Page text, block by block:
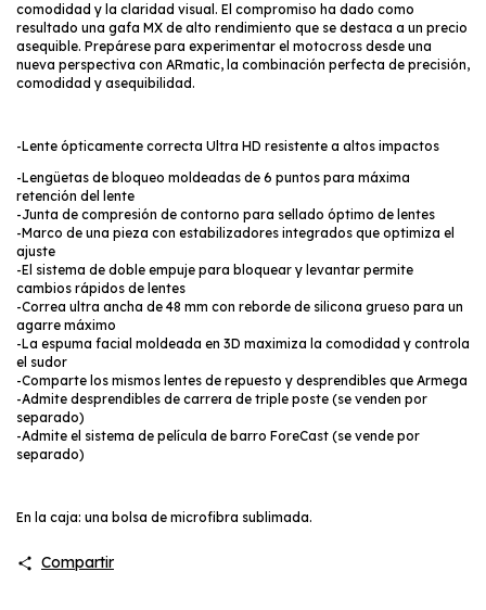
comodidad y la claridad visual. El compromiso ha dado como
resultado una gafa MX de alto rendimiento que se destaca a un precio
asequible. Prepárese para experimentar el motocross desde una
nueva perspectiva con ARmatic, la combinación perfecta de precisión,
comodidad y asequibilidad.
-Lente ópticamente correcta Ultra HD resistente a altos impactos
-Lengüetas de bloqueo moldeadas de 6 puntos para máxima
retención del lente
-Junta de compresión de contorno para sellado óptimo de lentes
-Marco de una pieza con estabilizadores integrados que optimiza el
ajuste
-El sistema de doble empuje para bloquear y levantar permite
cambios rápidos de lentes
-Correa ultra ancha de 48 mm con reborde de silicona grueso para un
agarre máximo
-La espuma facial moldeada en 3D maximiza la comodidad y controla
el sudor
-Comparte los mismos lentes de repuesto y desprendibles que Armega
-Admite desprendibles de carrera de triple poste (se venden por
separado)
-Admite el sistema de película de barro ForeCast (se vende por
separado)
En la caja: una bolsa de microfibra sublimada.
Compartir